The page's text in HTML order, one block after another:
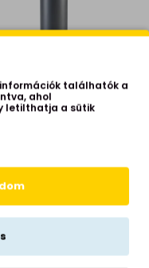
LED 1 izzós IP65
238,325 Ft
találhatók a
ahol
letilthatja a sütik